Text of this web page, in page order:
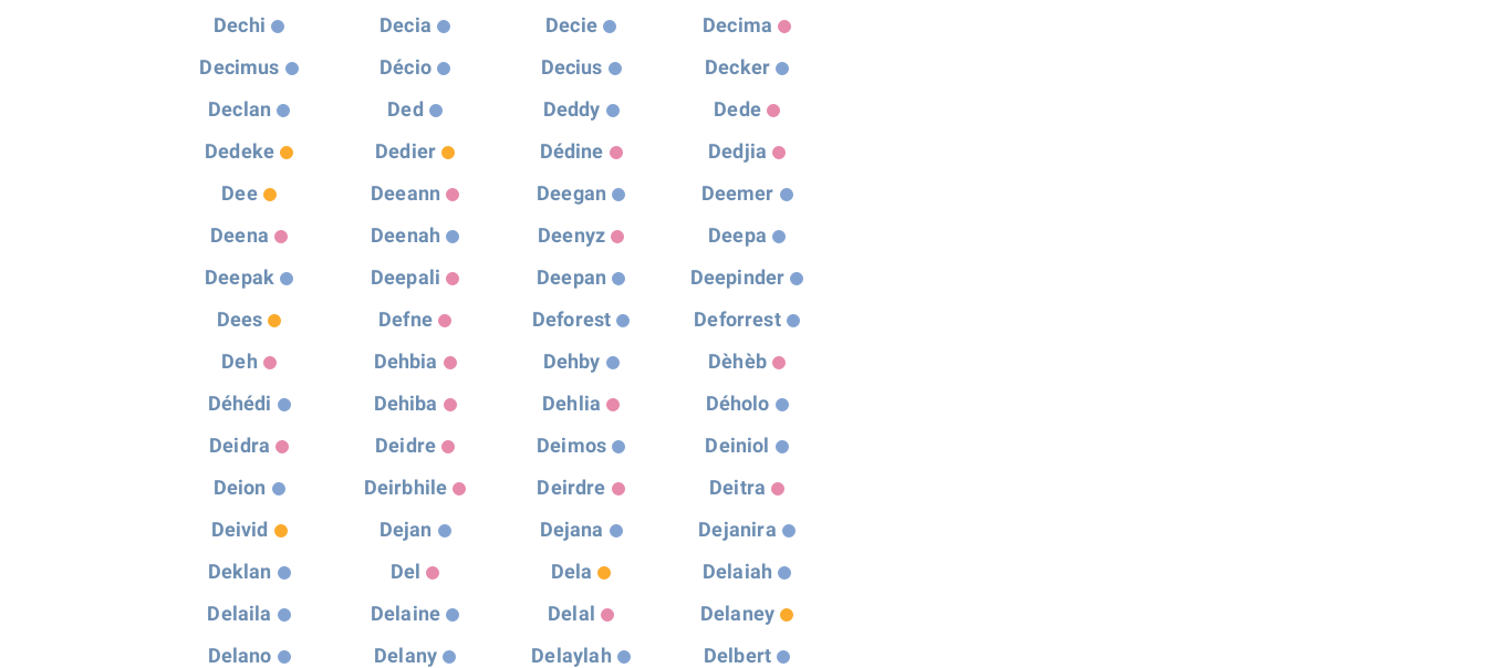
Dechi
Decia Decie
Decima
Decimus
Décio Decius
Decker
Declan
Ded Deddy
Dede
Dedeke
Dedier Dédine
Dedjia
Dee
Deeann Deegan
Deemer
Deena
Deenah Deenyz
Deepa
Deepak
Deepali Deepan
Deepinder
Dees
Defne Deforest
Deforrest
Deh
Dehbia Dehby
Dèhèb
Déhédi
Dehiba Dehlia
Déholo
Deidra
Deidre Deimos
Deiniol
Deion
Deirbhile Deirdre
Deitra
Deivid
Dejan Dejana
Dejanira
Deklan
Del Dela
Delaiah
Delaila
Delaine Delal
Delaney
Delano
Delany Delaylah
Delbert